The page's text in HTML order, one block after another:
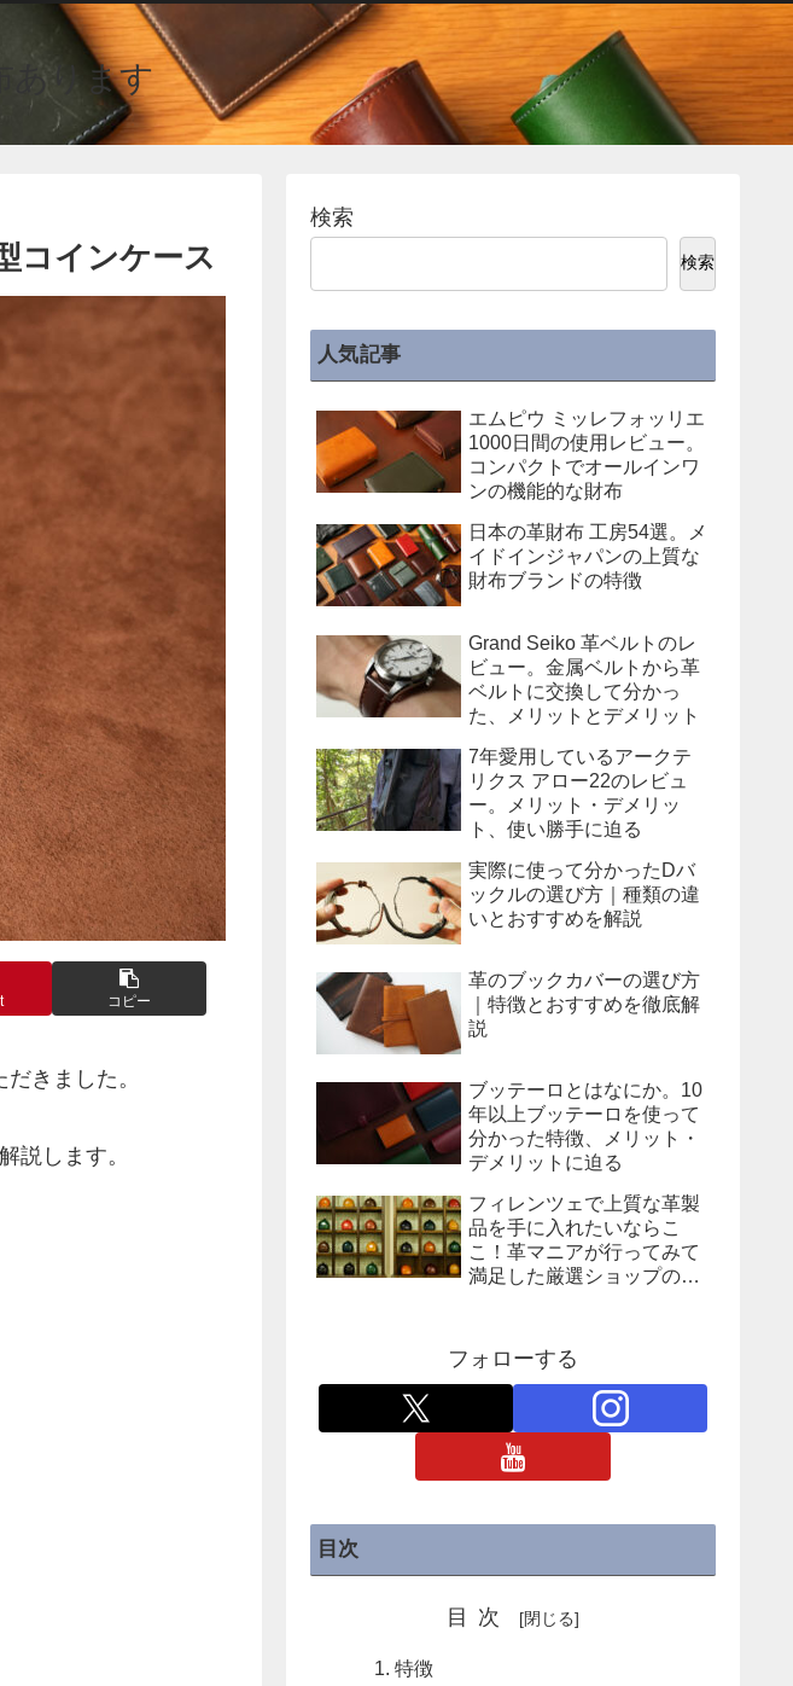
あります
コインケース
コピー
きました。
説します。
検索
検索
人気記事
エムピウ ミッレフォッリエ
1000日間の使用レビュー。
コンパクトでオールインワ
ンの機能的な財布
日本の革財布 工房54選。メ
イドインジャパンの上質な
財布ブランドの特徴
Grand Seiko 革ベルトのレ
ビュー。金属ベルトから革
ベルトに交換して分かっ
た、メリットとデメリット
7年愛用しているアークテ
リクス アロー22のレビュ
ー。メリット・デメリッ
ト、使い勝手に迫る
実際に使って分かったDバ
ックルの選び方｜種類の違
いとおすすめを解説
革のブックカバーの選び方
｜特徴とおすすめを徹底解
説
ブッテーロとはなにか。10
年以上ブッテーロを使って
分かった特徴、メリット・
デメリットに迫る
フィレンツェで上質な革製
品を手に入れたいならこ
こ！革マニアが行ってみて
満足した厳選ショップの紹
フォローする
目次
目次
特徴